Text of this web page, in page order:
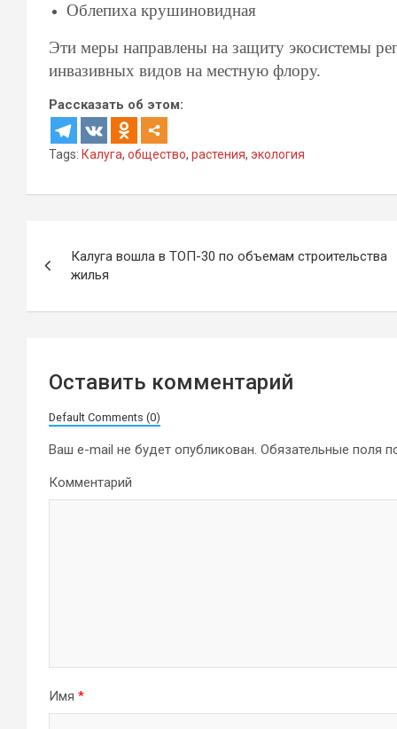
Облепиха крушиновидная
Эти меры направлены на защиту экосистемы
инвазивных видов на местную флору.
Рассказать об этом:
Tags: Калуга, общество, растения, экология
по
записям
Калуга вошла в ТОП-30 по объемам строительства
жилья
Оставить комментарий
Default Comments (0)
Ваш e-mail не будет опубликован. Обязательные поля
Комментарий
Имя *